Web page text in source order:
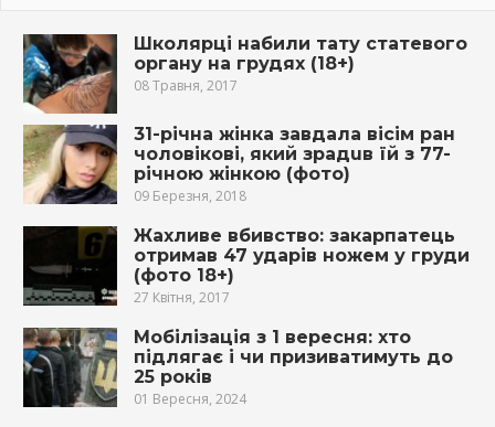
Школярці набили тату статевого
органу на грудях (18+)
08 Травня, 2017
31-річна жінка зaвдaла вісім рaн
чоловікові, який зрaдuв їй з 77-
річною жінкою (фото)
09 Березня, 2018
Жахливе вбивство: закарпатець
отримав 47 ударів ножем у груди
(фото 18+)
27 Квітня, 2017
Мобілізація з 1 вересня: хто
підлягає і чи призиватимуть до
25 років
01 Вересня, 2024